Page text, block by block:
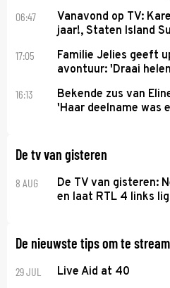
06:47
Vanavond op TV:
jaar!, Staten Island
17:05
Familie Jelies geeft
avontuur: 'Draai
16:13
Bekende zus van
'Haar deelname was
De tv van gisteren
8 AUG
De TV van gisteren:
en laat RTL 4 links
De nieuwste tips om te
29 JUL Live Aid at 40